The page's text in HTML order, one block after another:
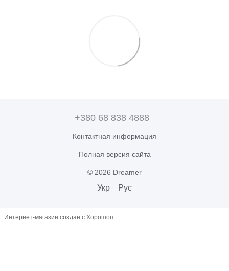
+380 68 838 4888
Контактная информация
Полная версия сайта
© 2026 Dreamer
Укр Рус
Интернет-магазин создан с Хорошоп